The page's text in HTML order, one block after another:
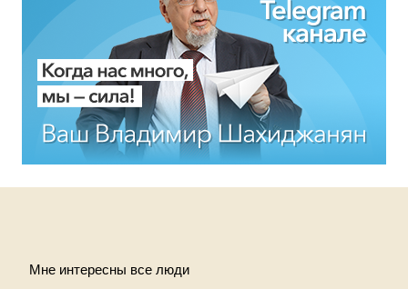
Мне интересны все люди